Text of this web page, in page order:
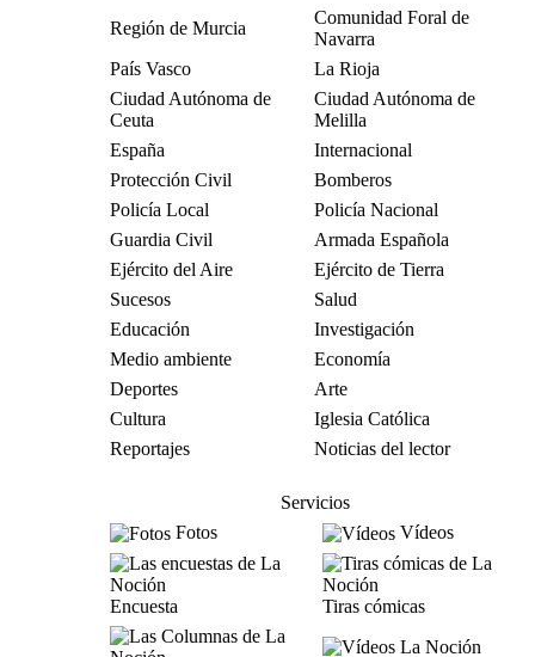
Región de Murcia
Comunidad Foral de
Navarra
País Vasco
La Rioja
Ciudad Autónoma de
Ceuta
Ciudad Autónoma de
Melilla
España
Internacional
Protección Civil
Bomberos
Policía Local
Policía Nacional
Guardia Civil
Armada Española
Ejército del Aire
Ejército de Tierra
Sucesos
Salud
Educación
Investigación
Medio ambiente
Economía
Deportes
Arte
Cultura
Iglesia Católica
Reportajes
Noticias del lector
Servicios
Fotos
Vídeos
Encuesta Tiras cómicas